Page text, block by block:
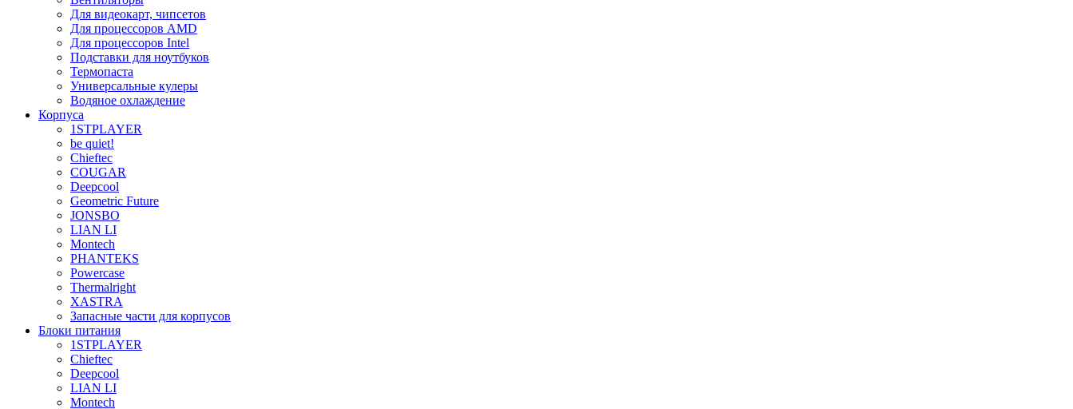
Для видеокарт, чипсетов
Для процессоров AMD
Для процессоров Intel
Подставки для ноутбуков
Термопаста
Универсальные кулеры
Водяное охлаждение
Корпуса
1STPLAYER
be quiet!
Chieftec
COUGAR
Deepcool
Geometric Future
JONSBO
LIAN LI
Montech
PHANTEKS
Powercase
Thermalright
XASTRA
Запасные части для корпусов
Блоки питания
1STPLAYER
Chieftec
Deepcool
LIAN LI
Montech